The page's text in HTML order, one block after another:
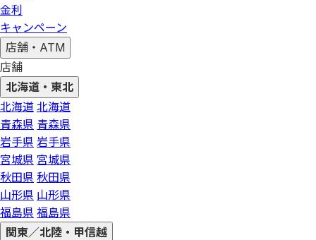
金利
キャンペーン
店舗・ATM
店舗
北海道・東北
北海道 北海道
青森県 青森県
岩手県 岩手県
宮城県 宮城県
秋田県 秋田県
山形県 山形県
福島県 福島県
関東／北陸・甲信越